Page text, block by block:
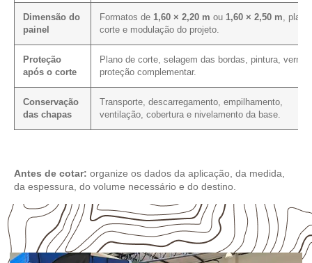
Dimensão do
painel
Formatos de 1,60 × 2,20 m ou 1,60 × 2,50 m, plano
corte e modulação do projeto.
Proteção
após o corte
Plano de corte, selagem das bordas, pintura, verniz
proteção complementar.
Conservação
das chapas
Transporte, descarregamento, empilhamento,
ventilação, cobertura e nivelamento da base.
Antes de cotar: organize os dados da aplicação, da medida,
da espessura, do volume necessário e do destino.